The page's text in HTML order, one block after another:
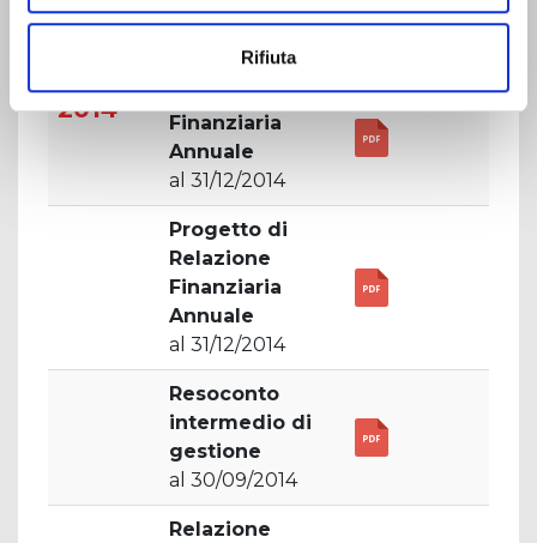
Rifiuta
gestione
al 31/03/2015
2014
Relazione
Finanziaria
Annuale
al 31/12/2014
Progetto di
Relazione
Finanziaria
Annuale
al 31/12/2014
Resoconto
intermedio di
gestione
al 30/09/2014
Relazione